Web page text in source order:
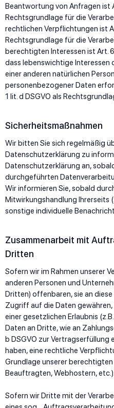
Beantwortung von Anfragen ist
Rechtsgrundlage für die
rechtlichen Verpflichtungen ist
Rechtsgrundlage für die
berechtigten Interessen ist Art. 6
dass lebenswichtige
einer anderen natürlichen
personenbezogener Daten
1 lit. d DSGVO als
Sicherheitsmaßnahmen
Wir bitten Sie sich regelmäßig
Datenschutzerklärung zu
Datenschutzerklärung an,
durchgeführten
Wir informieren Sie, sobald
Mitwirkungshandlung Ihrerseits
sonstige individuelle
Zusammenarbeit mit
Dritten
Sofern wir im Rahmen unserer
anderen Personen und
Dritten) offenbaren, sie an
Zugriff auf die Daten
einer gesetzlichen Erlaubnis
Daten an Dritte, wie an
b DSGVO zur Vertragserfüllung
haben, eine rechtliche
Grundlage unserer
Beauftragten, Webhostern, etc.).
Sofern wir Dritte mit der